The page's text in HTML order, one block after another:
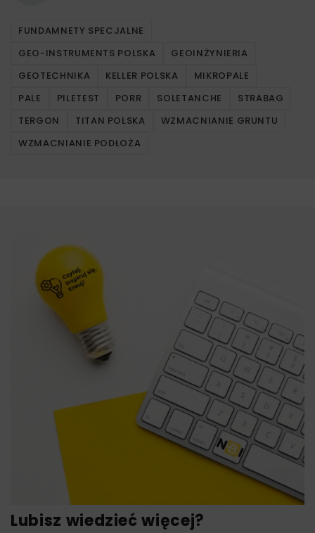
FUNDAMNETY SPECJALNE
GEO-INSTRUMENTS POLSKA
GEOINŻYNIERIA
GEOTECHNIKA
KELLER POLSKA
MIKROPALE
PALE
PILETEST PORR SOLETANCHE
STRABAG
TERGON
TITAN POLSKA
WZMACNIANIE GRUNTU
WZMACNIANIE PODŁOŻA
Lubisz wiedzieć więcej?